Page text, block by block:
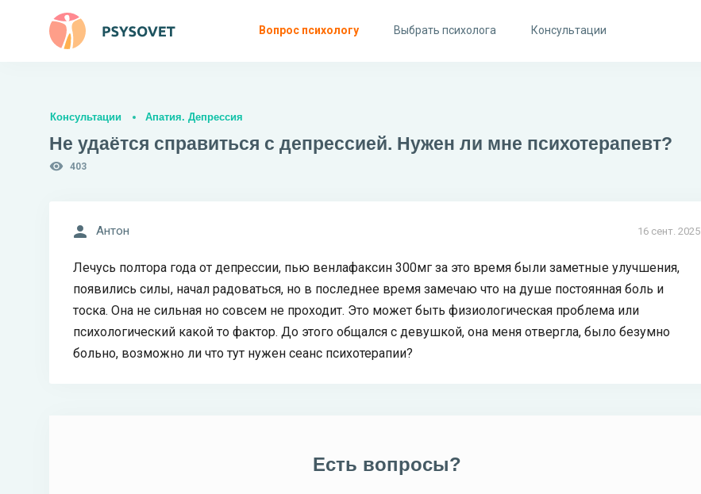
Вопрос психологу Выбрать психолога Консультации
Консультации Апатия. Депрессия
Не удаётся справиться с депрессией. Нужен ли мне психотерапевт?
403
16 сент. 2025
Антон
Лечусь полтора года от депрессии, пью венлафаксин 300мг за это время были заметные улучшения,
появились силы, начал радоваться, но в последнее время замечаю что на душе постоянная боль и
тоска. Она не сильная но совсем не проходит. Это может быть физиологическая проблема или
психологический какой то фактор. До этого общался с девушкой, она меня отвергла, было безумно
больно, возможно ли что тут нужен сеанс психотерапии?
Есть вопросы?